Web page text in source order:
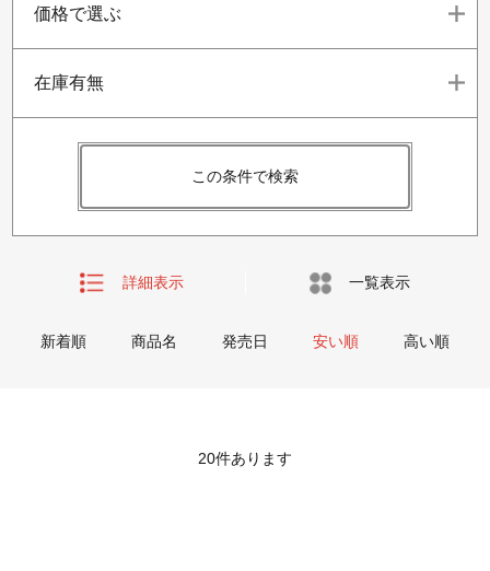
価格で選ぶ
在庫有無
この条件で検索
詳細表示 一覧表示
新着順 商品名 発売日 安い順 高い順
20件あります